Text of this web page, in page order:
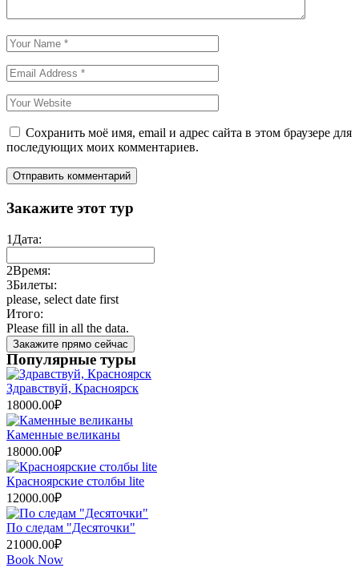
Сохранить моё имя, email и адрес сайта в этом браузере для
последующих моих комментариев.
Закажите этот тур
1 Дата:
2Время:
3Билеты:
please, select date first
Итого:
Please fill in all the data.
Закажите прямо сейчас
Популярные туры
Здравствуй, Красноярск
18000.00₽
Каменные великаны
18000.00₽
Красноярские столбы lite
12000.00₽
По следам "Десяточки"
21000.00₽
Book Now